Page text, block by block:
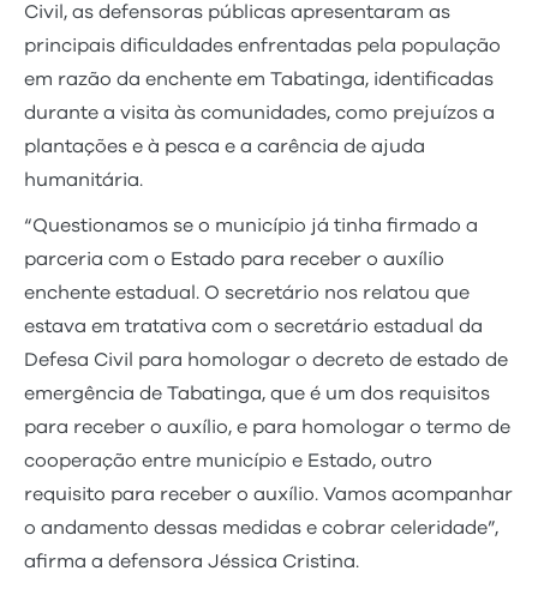
Civil, as defensoras públicas apresentaram as
principais dificuldades enfrentadas pela população
em razão da enchente em Tabatinga, identificadas
durante a visita às comunidades, como prejuízos a
plantações e à pesca e a carência de ajuda
humanitária.
“Questionamos se o município já tinha firmado a
parceria com o Estado para receber o auxílio
enchente estadual. O secretário nos relatou que
estava em tratativa com o secretário estadual da
Defesa Civil para homologar o decreto de estado de
emergência de Tabatinga, que é um dos requisitos
para receber o auxílio, e para homologar o termo de
cooperação entre município e Estado, outro
requisito para receber o auxílio. Vamos acompanhar
o andamento dessas medidas e cobrar celeridade”,
afirma a defensora Jéssica Cristina.